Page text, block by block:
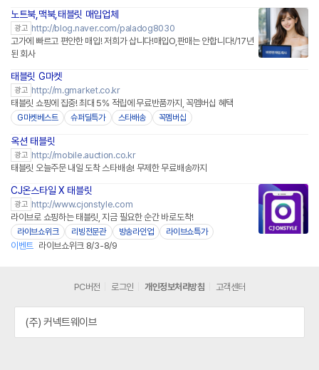
노트북,맥북,태블릿 매입업체
광고 http://blog.naver.com/paladog8030
고가에 빠르고 편안한 매입! 저희가 삽니다!매입O,판매는 안합니다!/17년
된 회사
태블릿 G마켓
광고 http://m.gmarket.co.kr
태블릿 쇼핑에 집중! 최대 5% 적립에 무료반품까지, 꼭멤버십 혜택
G마켓베스트 슈퍼딜특가 스타배송 꼭멤버십
옥션 태블릿
광고 http://mobile.auction.co.kr
태블릿 오늘주문 내일 도착 스타배송! 무제한 무료배송까지
CJ온스타일 X 태블릿
광고 http://www.cjonstyle.com
라이브로 쇼핑하는 태블릿, 지금 필요한 순간 바로도착!
라이브쇼위크 리빙전문관 방송라인업 라이브쇼특가
이벤트 라이브쇼위크 8/3-8/9
PC버전 로그인 개인정보처리방침 고객센터
(주) 커넥트웨이브